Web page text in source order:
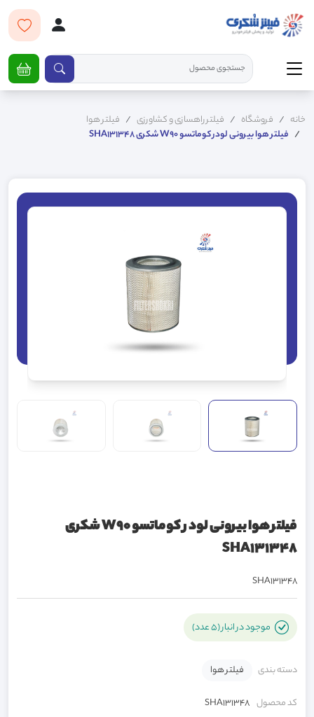
خانه فروشگاه فیلتر راهسازی و کشاورزی
فیلتر هوا
فیلتر هوا بیرونی لودر کوماتسو W90 شکری SHA131348
فیلتر هوا بیرونی لودر کوماتسو W90 شکری
SHA131348
SHA131348
موجود در انبار (5 عدد)
دسته بندی فیلتر هوا
کد محصول SHA131348